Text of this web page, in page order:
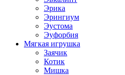
Эрика
Эрингиум
Эустома
Эуфорбия
Мягкая игрушка
Заячик
Котик
Мишка